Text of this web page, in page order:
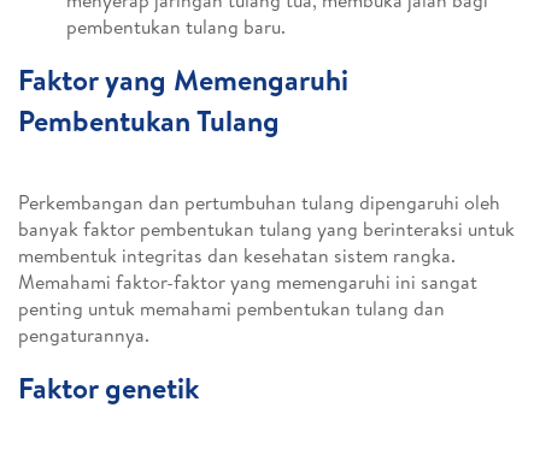
pembentukan tulang baru.
Faktor yang Memengaruhi
Pembentukan Tulang
Perkembangan dan pertumbuhan tulang dipengaruhi oleh
banyak faktor pembentukan tulang yang berinteraksi untuk
membentuk integritas dan kesehatan sistem rangka.
Memahami faktor-faktor yang memengaruhi ini sangat
penting untuk memahami pembentukan tulang dan
pengaturannya.
Faktor genetik